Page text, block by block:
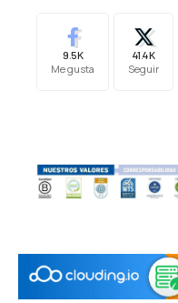
9.5K
Me gusta
41.4K
Seguir